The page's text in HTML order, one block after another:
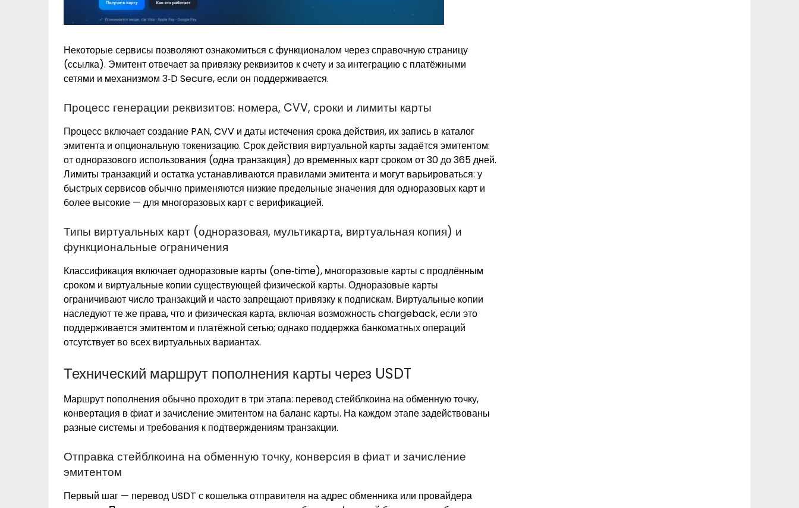
Некоторые сервисы позволяют ознакомиться с функционалом через справочную страницу
(ссылка). Эмитент отвечает за привязку реквизитов к счету и за интеграцию с платёжными
сетями и механизмом 3‑D Secure, если он поддерживается.
Процесс генерации реквизитов: номера, CVV, сроки и лимиты карты
Процесс включает создание PAN, CVV и даты истечения срока действия, их запись в каталог
эмитента и опциональную токенизацию. Срок действия виртуальной карты задаётся эмитентом:
от одноразового использования (одна транзакция) до временных карт сроком от 30 до 365 дней.
Лимиты транзакций и остатка устанавливаются правилами эмитента и могут варьироваться: у
быстрых сервисов обычно применяются низкие предельные значения для одноразовых карт и
более высокие — для многоразовых карт с верификацией.
Типы виртуальных карт (одноразовая, мультикарта, виртуальная копия) и
функциональные ограничения
Классификация включает одноразовые карты (one‑time), многоразовые карты с продлённым
сроком и виртуальные копии существующей физической карты. Одноразовые карты
ограничивают число транзакций и часто запрещают привязку к подпискам. Виртуальные копии
наследуют те же права, что и физическая карта, включая возможность chargeback, если это
поддерживается эмитентом и платёжной сетью; однако поддержка банкоматных операций
отсутствует во всех виртуальных вариантах.
Технический маршрут пополнения карты через USDT
Маршрут пополнения обычно проходит в три этапа: перевод стейблкоина на обменную точку,
конвертация в фиат и зачисление эмитентом на баланс карты. На каждом этапе задействованы
разные системы и требования к подтверждениям транзакции.
Отправка стейблкоина на обменную точку, конверсия в фиат и зачисление
эмитентом
Первый шаг — перевод USDT с кошелька отправителя на адрес обменника или провайдера